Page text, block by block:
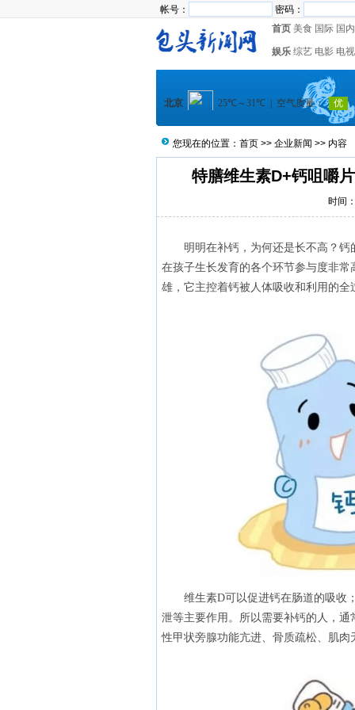
帐号：
密码：
首页 美食 国际 国内
娱乐 综艺 电影 电视
您现在的位置： 首页 >> 企业新闻 >> 内容
特膳维生素D+钙咀嚼
时间
明明在补钙，为何还是长不高？
在孩子生长发育的各个环节参与度非
雄，它主控着钙被人体吸收和利用的
维生素D可以促进钙在肠道的吸收
泄等主要作用。所以需要补钙的人，
性甲状旁腺功能亢进、骨质疏松、肌肉